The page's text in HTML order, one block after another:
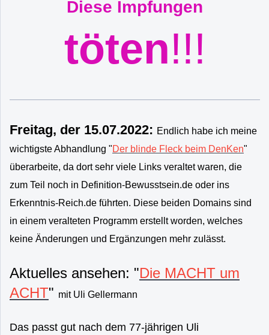
Diese Impfungen
töten!!!
Freitag, der 15.07.2022: Endlich habe ich meine
wichtigste Abhandlung "Der blinde Fleck beim DenKen"
überarbeite, da dort sehr viele Links veraltet waren, die
zum Teil noch in Definition-Bewusstsein.de oder ins
Erkenntnis-Reich.de führten. Diese beiden Domains sind
in einem veralteten Programm erstellt worden, welches
keine Änderungen und Ergänzungen mehr zulässt.
Aktuelles ansehen: "Die MACHT um
ACHT" mit Uli Gellermann
Das passt gut nach dem 77-jährigen Uli